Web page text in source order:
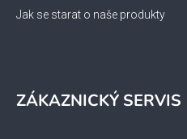
Jak se starat o naše produkty
ZÁKAZNICKÝ SERVIS